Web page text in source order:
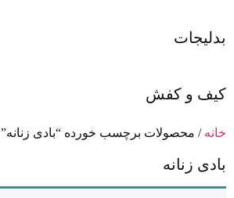
بدلیجات
کیف و کفش
خانه / محصولات برچسب خورده “بادی زنانه”
بادی زنانه